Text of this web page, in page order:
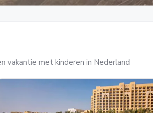
vakantie met kinderen in Nederland